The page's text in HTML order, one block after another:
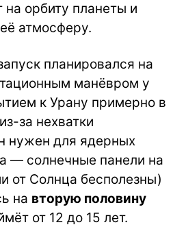
на орбиту планеты и
атмосферу.
планировался на
манёвром у
к Урану примерно в
за нехватки
нужен для ядерных
— солнечные панели на
от Солнца бесполезны)
на вторую половину
от 12 до 15 лет.